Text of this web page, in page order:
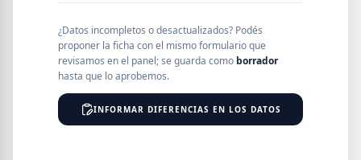
SEGMENTO
¿Datos incompletos o desactualizados? Podés
proponer la ficha con el mismo formulario que
revisamos en el panel; se guarda como borrador
hasta que lo aprobemos.
INFORMAR DIFERENCIAS EN LOS DATOS